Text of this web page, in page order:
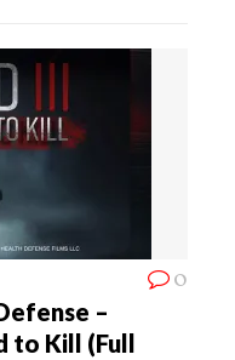
0
–
to Kill (Full